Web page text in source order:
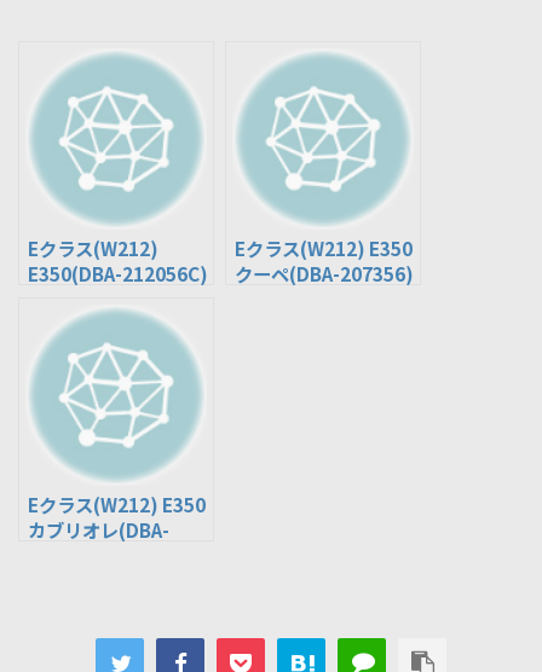
Eクラス(W212)
E350(DBA-212056C)
Eクラス(W212) E350
クーペ(DBA-207356)
Eクラス(W212) E350
カブリオレ(DBA-